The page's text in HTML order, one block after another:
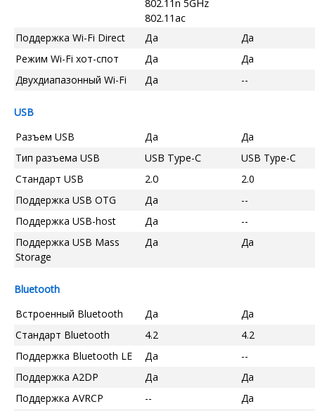
802.11n 5GHz
802.11ac
Поддержка Wi-Fi Direct Да
Да
Режим Wi-Fi хот-спот
Да
Да
Двухдиапазонный Wi-Fi
Да --
USB
Разъем USB
Да
Да
Тип разъема USB
USB Type-C
USB Type-C
Стандарт USB
2.0
2.0
Поддержка USB OTG
Да
--
Поддержка USB-host
Да
--
Поддержка USB Mass
Storage
Да Да
Bluetooth
Встроенный Bluetooth
Да
Да
Стандарт Bluetooth
4.2
4.2
Поддержка Bluetooth LE
Да
--
Поддержка A2DP
Да
Да
Поддержка AVRCP
--
Да